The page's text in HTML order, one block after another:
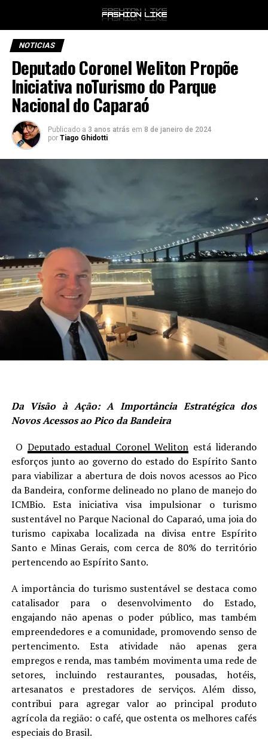
NOTICIAS
Deputado Coronel Weliton Propõe
Iniciativa noTurismo do Parque
Nacional do Caparaó
Publicado a 3 anos atrás em 8 de janeiro de 2024
por Tiago Ghidotti
Da Visão à Ação: A Importância Estratégica dos
Novos Acessos ao Pico da Bandeira
O Deputado estadual Coronel Weliton está liderando
esforços junto ao governo do estado do Espírito Santo
para viabilizar a abertura de dois novos acessos ao Pico
da Bandeira, conforme delineado no plano de manejo do
ICMBio. Esta iniciativa visa impulsionar o turismo
sustentável no Parque Nacional do Caparaó, uma joia do
turismo capixaba localizada na divisa entre Espírito
Santo e Minas Gerais, com cerca de 80% do território
pertencendo ao Espírito Santo.
A importância do turismo sustentável se destaca como
catalisador para o desenvolvimento do Estado,
engajando não apenas o poder público, mas também
empreendedores e a comunidade, promovendo senso de
pertencimento. Esta atividade não apenas gera
empregos e renda, mas também movimenta uma rede de
setores, incluindo restaurantes, pousadas, hotéis,
artesanatos e prestadores de serviços. Além disso,
contribui para agregar valor ao principal produto
agrícola da região: o café, que ostenta os melhores cafés
especiais do Brasil.